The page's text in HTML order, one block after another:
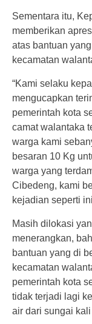
Sementara itu,
memberikan
atas bantuan
kecamatan
“Kami selaku
mengucapkan
pemerintah kota
camat walantaka
warga kami
besaran 10 Kg
warga yang
Cibedeng, kami
kejadian seperti
Masih dilokasi
menerangkan,
bantuan yang di
kecamatan
pemerintah kota
tidak terjadi lagi
air dari sungai